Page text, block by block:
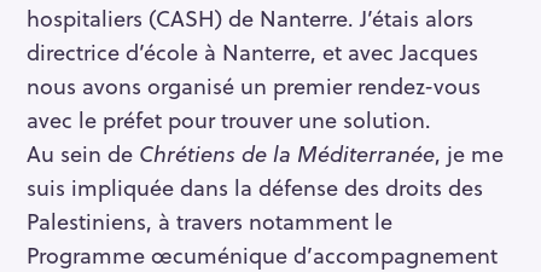
hospitaliers (CASH) de Nanterre. J’étais alors
directrice d’école à Nanterre, et avec Jacques
nous avons organisé un premier rendez-vous
avec le préfet pour trouver une solution.
Au sein de Chrétiens de la Méditerranée, je me
suis impliquée dans la défense des droits des
Palestiniens, à travers notamment le
Programme œcuménique d’accompagnement